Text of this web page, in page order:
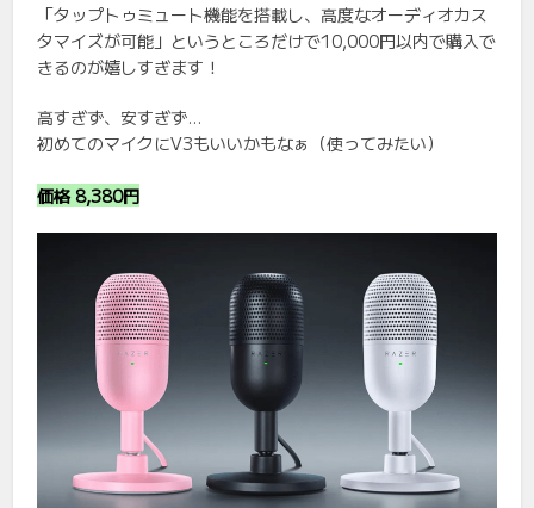
「タップトゥミュート機能を搭載し、高度なオーディオカス
タマイズが可能」というところだけで10,000円以内で購入で
きるのが嬉しすぎます！
高すぎず、安すぎず…
初めてのマイクにV3もいいかもなぁ（使ってみたい）
価格 8,380円